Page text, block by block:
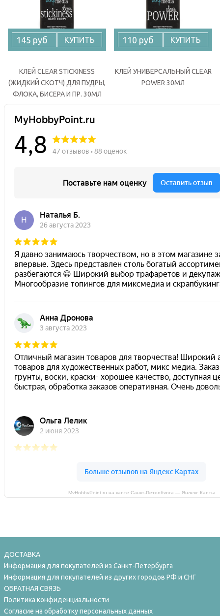
145 руб КУПИТЬ
КЛЕЙ CLEAR STICKINESS
(ЖИДКИЙ СКОТЧ) ДЛЯ ПУДРЫ,
ФЛОКА, БИСЕРА И ПР. 30МЛ
110 руб КУПИТЬ
КЛЕЙ УНИВЕРСАЛЬНЫЙ CLEAR
POWER 30МЛ
MyHobbyPoint.ru на карте Санкт‑Петербурга — Яндекс Карты
ДОСТАВКА
Информация для покупателей из Санкт-Петербурга
Информация для покупателей из других городов РФ и СНГ
ОБРАТНАЯ СВЯЗЬ
Политика конфиденциальности
Согласие на обработку персональных данных